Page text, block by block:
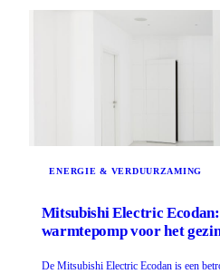
ENERGIE & VERDUURZAMING
Mitsubishi Electric
warmtepomp voor het
De Mitsubishi Electric Ecodan is een